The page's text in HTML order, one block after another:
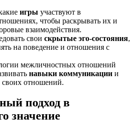
игры участвуют в
чтобы раскрывать их и
взаимодействия.
свои скрытые эго-состояния,
на поведение и отношения с
межличностных отношений
навыки коммуникации и
своих отношений.
подход в
значение